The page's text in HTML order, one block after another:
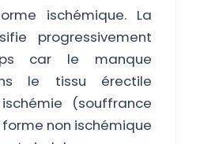
ischémique. La
progressivement
car le manque
le tissu érectile
(souffrance
non ischémique